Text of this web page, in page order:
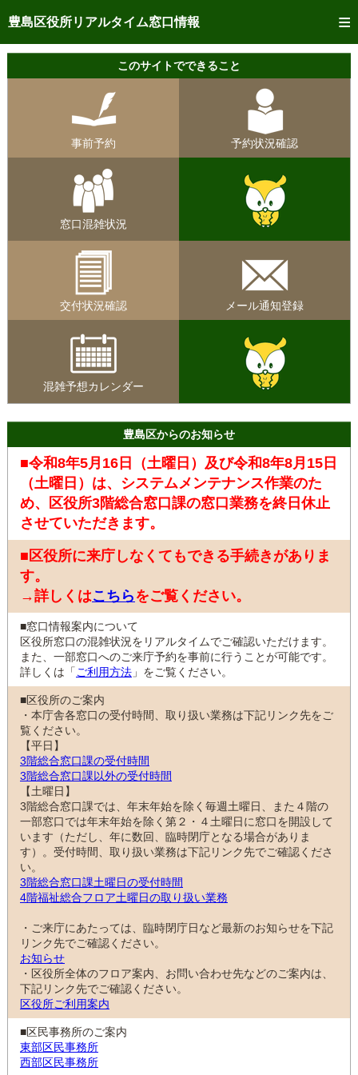
豊島区役所リアルタイム窓口情報
トップページへ
ご利用方法
予約状況確認
リアルタイム
混雑予想カレンダー
このサイトでできること
事前予約 予約状況確認
窓口混雑状況
交付状況確認 メール通知登録
混雑予想カレンダー
豊島区からのお知らせ
■令和8年5月16日（土曜日）及び令和8年8月15日
（土曜日）は、システムメンテナンス作業のた
め、区役所3階総合窓口課の窓口業務を終日休止
させていただきます。
■区役所に来庁しなくてもできる手続きがありま
す。
→詳しくはこちらをご覧ください。
■窓口情報案内について
区役所窓口の混雑状況をリアルタイムでご確認いただけます。
また、一部窓口へのご来庁予約を事前に行うことが可能です。
詳しくは「 ご利用方法 」をご覧ください。
■区役所のご案内
・本庁舎各窓口の受付時間、取り扱い業務は下記リンク先をご
覧ください。
【平日】
3階総合窓口課の受付時間
3階総合窓口課以外の受付時間
【土曜日】
3階総合窓口課では、年末年始を除く毎週土曜日、また４階の
一部窓口では年末年始を除く第２・４土曜日に窓口を開設して
います（ただし、年に数回、臨時閉庁となる場合がありま
す）。受付時間、取り扱い業務は下記リンク先でご確認くださ
い。
3階総合窓口課土曜日の受付時間
4階福祉総合フロア土曜日の取り扱い業務
・ご来庁にあたっては、臨時閉庁日など最新のお知らせを下記
リンク先でご確認ください。
お知らせ
・区役所全体のフロア案内、お問い合わせ先などのご案内は、
下記リンク先でご確認ください。
区役所ご利用案内
■区民事務所のご案内
東部区民事務所
西部区民事務所